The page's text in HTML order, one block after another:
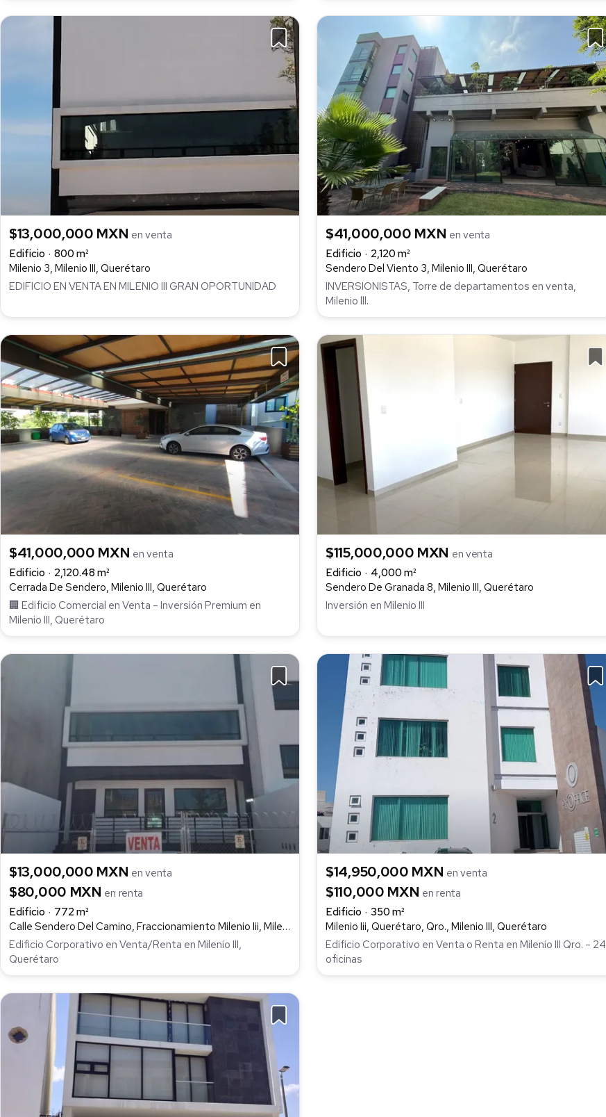
$13,000,000 MXN en venta
Edificio
800 m²
Milenio 3, Milenio III, Querétaro
EDIFICIO EN VENTA EN MILENIO III GRAN OPORTUNIDAD
$41,000,000 MXN en venta
Edificio
2,120 m²
Sendero Del Viento 3, Milenio III, Querétaro
INVERSIONISTAS, Torre de departamentos en venta,
Milenio lll.
$41,000,000 MXN en venta
Edificio
2,120.48 m²
Cerrada De Sendero, Milenio III, Querétaro
🏢 Edificio Comercial en Venta – Inversión Premium en
Milenio III, Querétaro
$115,000,000 MXN en venta
Edificio
4,000 m²
Sendero De Granada 8, Milenio III, Querétaro
Inversión en Milenio III
$13,000,000 MXN en venta
$80,000 MXN en renta
Edificio
772 m²
Calle Sendero Del Camino, Fraccionamiento Milenio Iii, Milenio III, Querétaro
Edificio Corporativo en Venta/Renta en Milenio III,
Querétaro
$14,950,000 MXN en venta
$110,000 MXN en renta
Edificio
350 m²
Milenio Iii, Querétaro, Qro., Milenio III, Querétaro
Edificio Corporativo en Venta o Renta en Milenio III Qro. – 24
oficinas